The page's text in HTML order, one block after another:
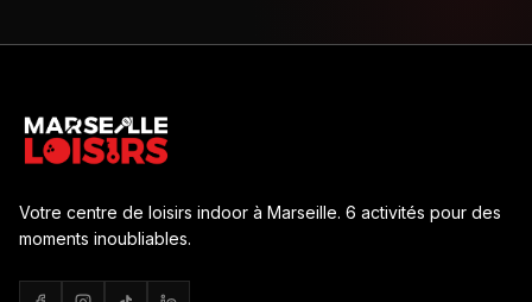
Votre centre de loisirs indoor à Marseille. 6 activités pour des
moments inoubliables.